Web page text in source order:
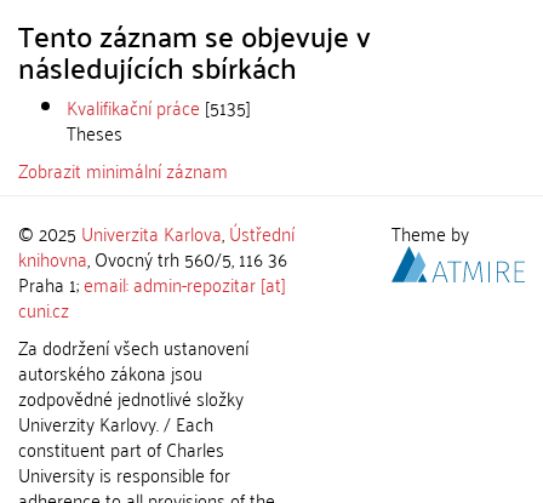
Tento záznam se objevuje v
následujících sbírkách
Kvalifikační práce [5135]
Theses
Zobrazit minimální záznam
© 2025 Univerzita Karlova,Ústřední
knihovna, Ovocný trh 560/5, 116 36
Praha 1;email: admin-repozitar [at]
cuni.cz
Za dodržení všech ustanovení
autorského zákona jsou
zodpovědné jednotlivé složky
Univerzity Karlovy. / Each
constituent part of Charles
University is responsible for
Theme by